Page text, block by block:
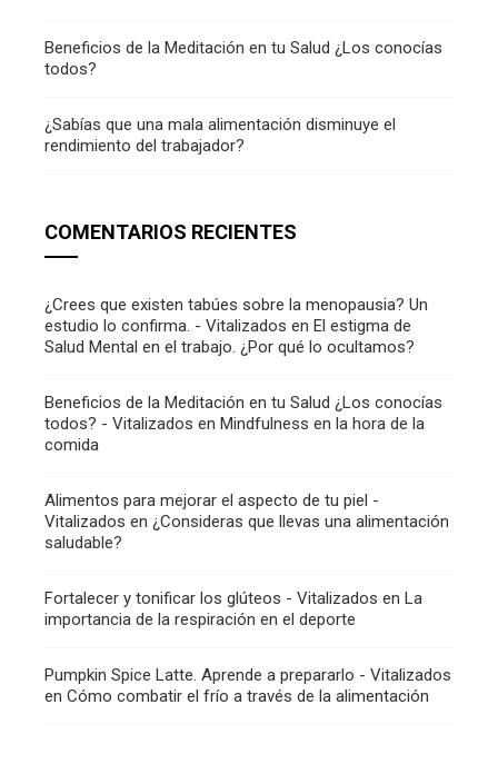
Beneficios de la Meditación en tu Salud ¿Los conocías
todos?
¿Sabías que una mala alimentación disminuye el
rendimiento del trabajador?
COMENTARIOS RECIENTES
¿Crees que existen tabúes sobre la menopausia? Un
estudio lo confirma. - Vitalizados en El estigma de
Salud Mental en el trabajo. ¿Por qué lo ocultamos?
Beneficios de la Meditación en tu Salud ¿Los conocías
todos? - Vitalizados en Mindfulness en la hora de la
comida
Alimentos para mejorar el aspecto de tu piel -
Vitalizados en ¿Consideras que llevas una alimentación
saludable?
Fortalecer y tonificar los glúteos - Vitalizados en La
importancia de la respiración en el deporte
Pumpkin Spice Latte. Aprende a prepararlo - Vitalizados
en Cómo combatir el frío a través de la alimentación